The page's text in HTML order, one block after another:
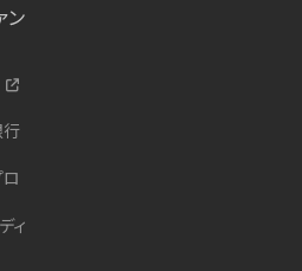
ン
ィ